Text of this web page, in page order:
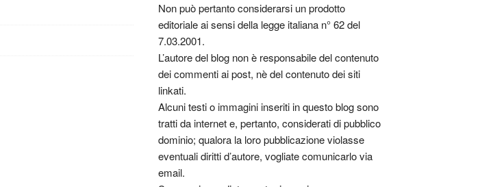
Non può pertanto considerarsi un prodotto
editoriale ai sensi della legge italiana n° 62 del
7.03.2001.
L’autore del blog non è responsabile del contenuto
dei commenti ai post, nè del contenuto dei siti
linkati.
Alcuni testi o immagini inseriti in questo blog sono
tratti da internet e, pertanto, considerati di pubblico
dominio; qualora la loro pubblicazione violasse
eventuali diritti d’autore, vogliate comunicarlo via
email.